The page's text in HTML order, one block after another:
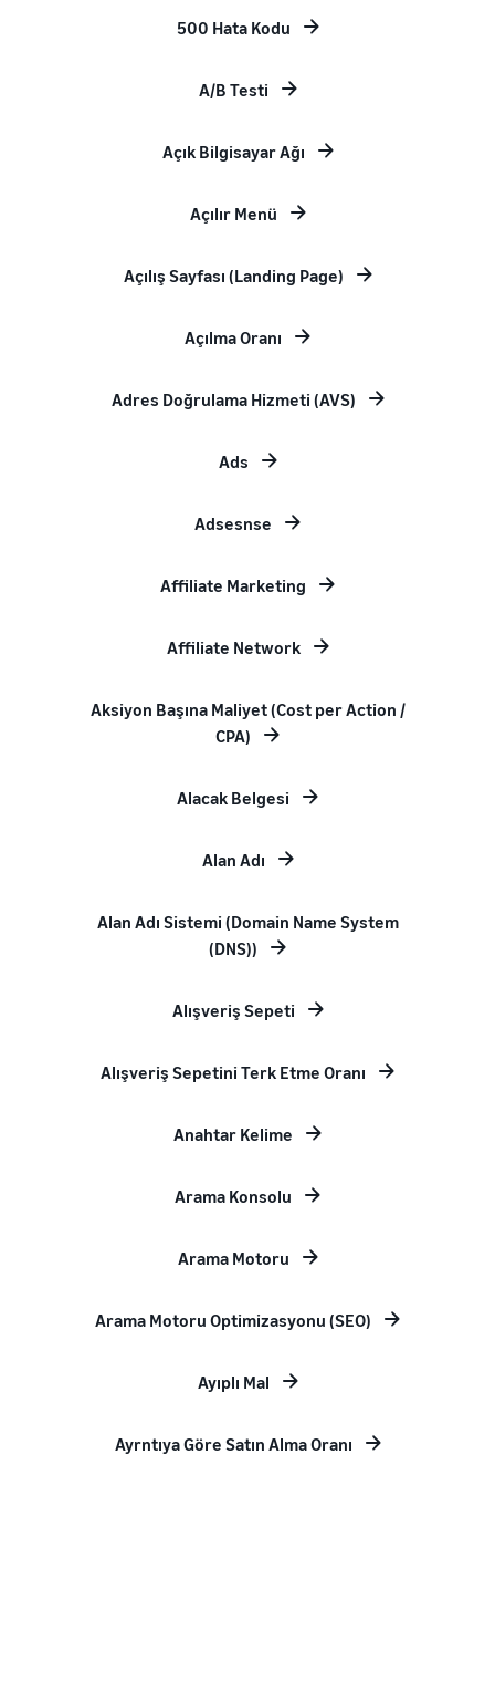
500 Hata Kodu
A/B Testi
Açık Bilgisayar Ağı
Açılır Menü
Açılış Sayfası (Landing Page)
Açılma Oranı
Adres Doğrulama Hizmeti (AVS)
Ads
Adsesnse
Affiliate Marketing
Affiliate Network
Aksiyon Başına Maliyet (Cost per Action /
CPA)
Alacak Belgesi
Alan Adı
Alan Adı Sistemi (Domain Name System
(DNS))
Alışveriş Sepeti
Alışveriş Sepetini Terk Etme Oranı
Anahtar Kelime
Arama Konsolu
Arama Motoru
Arama Motoru Optimizasyonu (SEO)
Ayıplı Mal
Ayrntıya Göre Satın Alma Oranı